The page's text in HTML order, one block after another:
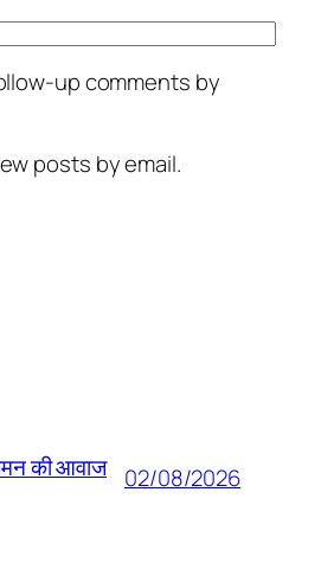
up comments by
posts by email.
की आवाज 02/08/2026